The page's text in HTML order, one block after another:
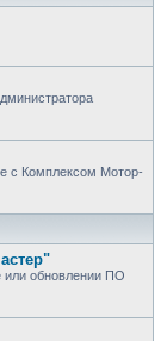
с Комплексом Мотор-
или обновлении ПО